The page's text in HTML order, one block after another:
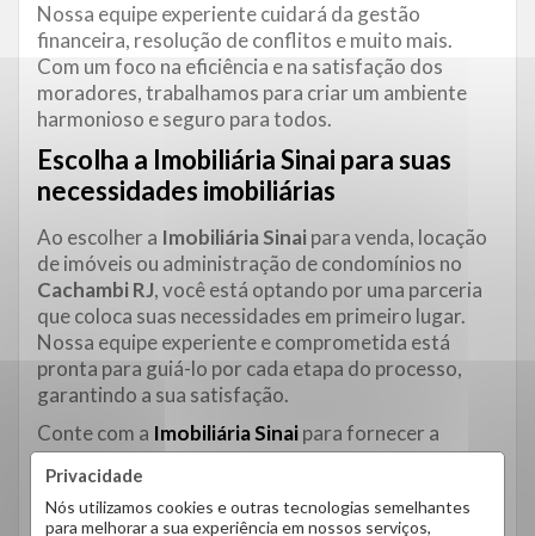
Privacidade
Nós utilizamos cookies e outras tecnologias semelhantes
para melhorar a sua experiência em nossos serviços,
Nossa equipe experiente cuidará da gestão
financeira, resolução de conflitos e muito mais.
Com um foco na eficiência e na satisfação dos
moradores, trabalhamos para criar um ambiente
harmonioso e seguro para todos.
Escolha a Imobiliária Sinai para suas
necessidades imobiliárias
Ao escolher a Imobiliária Sinai para venda, locação
de imóveis ou administração de condomínios no
Cachambi RJ, você está optando por uma parceria
que coloca suas necessidades em primeiro lugar.
Nossa equipe experiente e comprometida está
pronta para guiá-lo por cada etapa do processo,
garantindo a sua satisfação.
Conte com a Imobiliária Sinaipara fornecer a
experiência excepcional que você merece. Entre em
contato conosco para mais informações e comece a
sua jornada para encontrar o imóvel perfeito no